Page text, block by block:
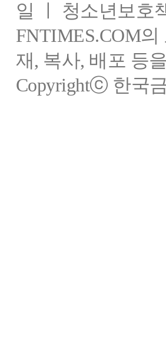
일 ㅣ 청소년보호
FNTIMES.COM
재, 복사, 배포 등
Copyrightⓒ 한국